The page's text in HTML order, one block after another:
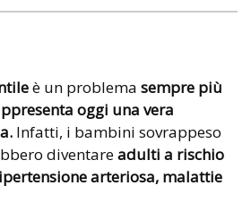
è un problema sempre più
oggi una vera
Infatti, i bambini sovrappeso
diventareadulti a rischio
arteriosa, malattie